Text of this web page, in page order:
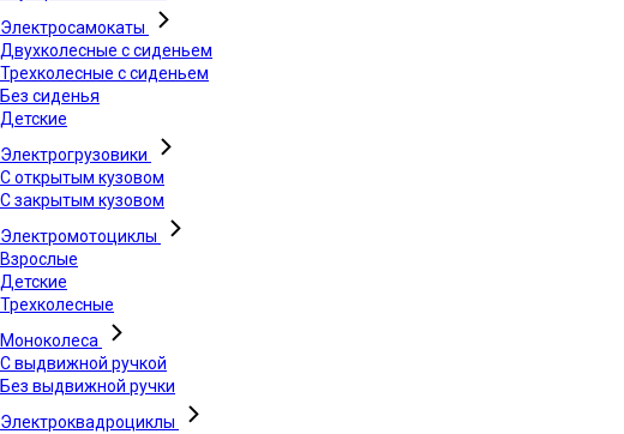
Электросамокаты
Двухколесные с сиденьем
Трехколесные с сиденьем
Без сиденья
Детские
Электрогрузовики
С открытым кузовом
С закрытым кузовом
Электромотоциклы
Взрослые
Детские
Трехколесные
Моноколеса
С выдвижной ручкой
Без выдвижной ручки
Электроквадроциклы